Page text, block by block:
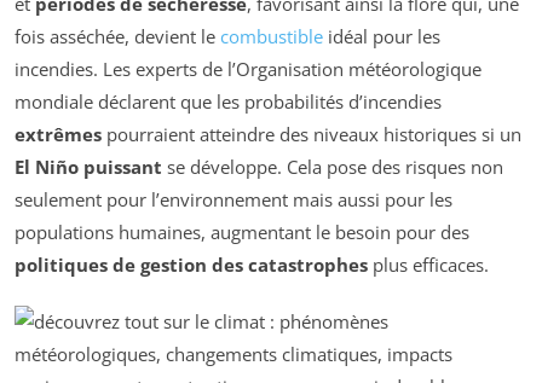
fois asséchée, devient le combustible idéal pour les
incendies. Les experts de l’Organisation météorologique
mondiale déclarent que les probabilités d’incendies
extrêmes pourraient atteindre des niveaux historiques si un
El Niño puissant se développe. Cela pose des risques non
seulement pour l’environnement mais aussi pour les
populations humaines, augmentant le besoin pour des
politiques de gestion des catastrophes plus efficaces.